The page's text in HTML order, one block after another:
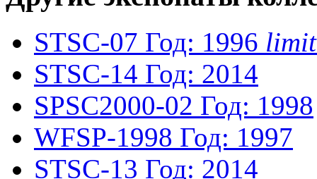
STSC-07 Год: 1996
STSC-14 Год: 2014
SPSC2000-02 Год: 1998
WFSP-1998 Год: 1997
STSC-13 Год: 2014